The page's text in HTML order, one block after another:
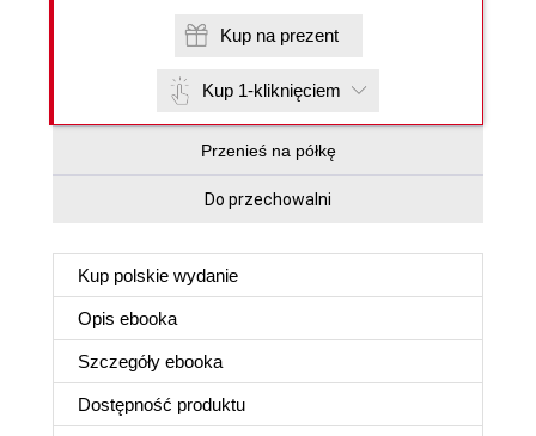
Kup na prezent
Kup 1-kliknięciem
Przenieś na półkę
Do przechowalni
Kup polskie wydanie
Opis ebooka
Szczegóły ebooka
Dostępność produktu